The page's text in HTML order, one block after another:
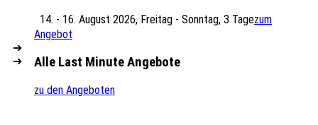
14. - 16. August 2026, Freitag - Sonntag, 3 Tagezum
Angebot
Alle Last Minute Angebote
zu den Angeboten